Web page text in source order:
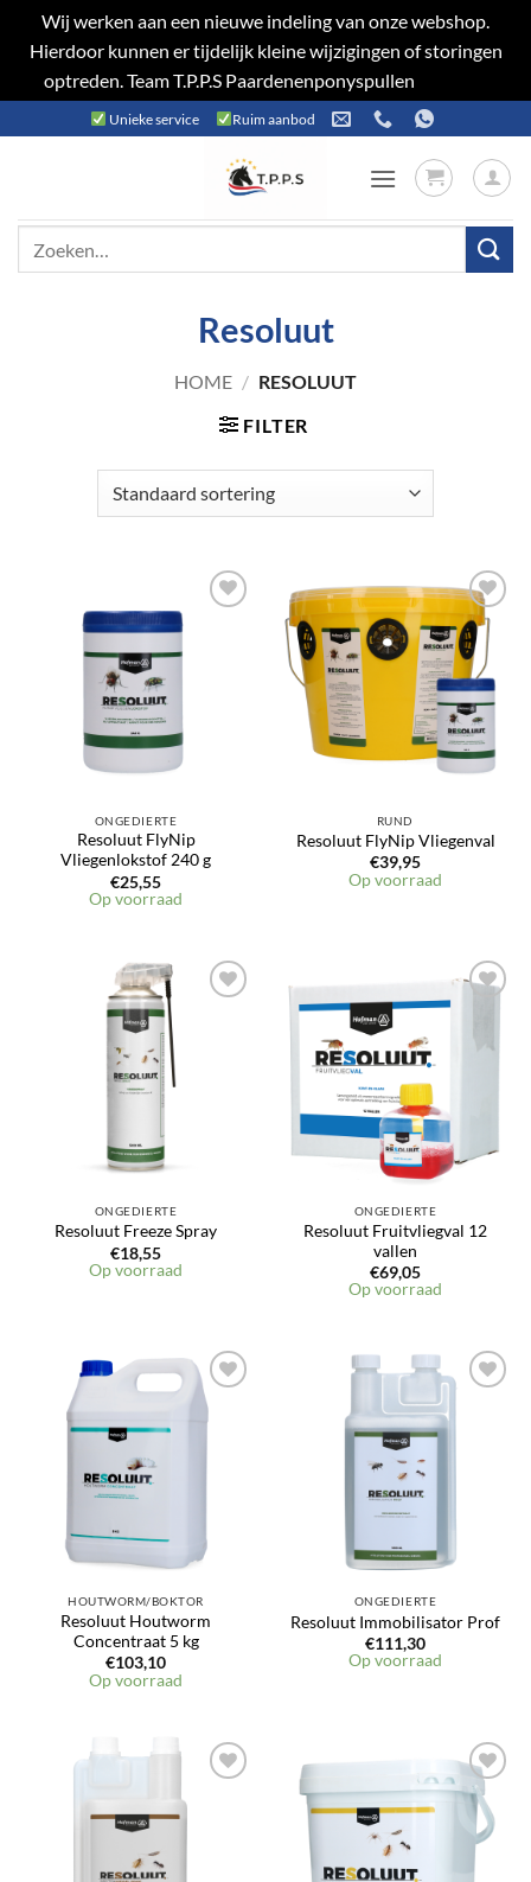
Wij werken aan een nieuwe indeling van onze webshop.
Hierdoor kunnen er tijdelijk kleine wijzigingen of storingen
optreden. Team T.P.P.S Paardenenponyspullen
naar
Unieke service Ruim aanbod
Resoluut
HOME / RESOLUUT
FILTER
ONGEDIERTE
Resoluut FlyNip
Vliegenlokstof 240 g
€25,55
Op voorraad
RUND
Resoluut FlyNip Vliegenval
€39,95
Op voorraad
ONGEDIERTE
Resoluut Freeze Spray
€18,55
Op voorraad
ONGEDIERTE
Resoluut Fruitvliegval 12
vallen
€69,05
Op voorraad
HOUTWORM/BOKTOR
Resoluut Houtworm
Concentraat 5 kg
€103,10
Op voorraad
ONGEDIERTE
Resoluut Immobilisator Prof
€111,30
Op voorraad